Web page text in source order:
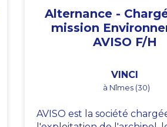
Alternance -
mission
AVISO F/H
VINCI
à Nîmes (30)
AVISO est la société